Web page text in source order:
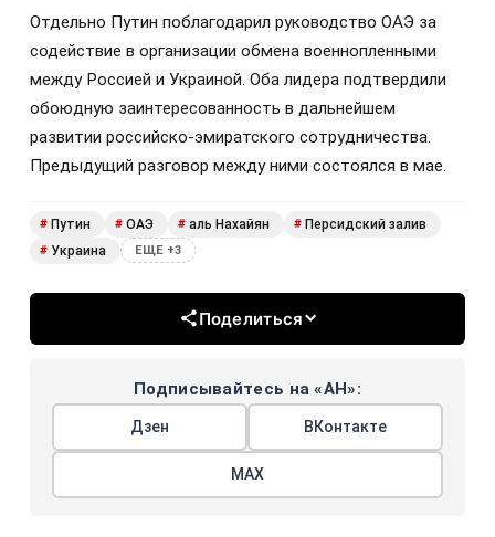
Отдельно Путин поблагодарил руководство ОАЭ за
содействие в организации обмена военнопленными
между Россией и Украиной. Оба лидера подтвердили
обоюдную заинтересованность в дальнейшем
развитии российско-эмиратского сотрудничества.
Предыдущий разговор между ними состоялся в мае.
# Путин # ОАЭ # аль Нахайян # Персидский залив
# Украина ЕЩЕ +3
Поделиться
Подписывайтесь на «АН»:
Дзен ВКонтакте
МАХ